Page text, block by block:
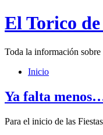
El Torico
Toda la información
Inicio
Ya falta
Para el inicio de las